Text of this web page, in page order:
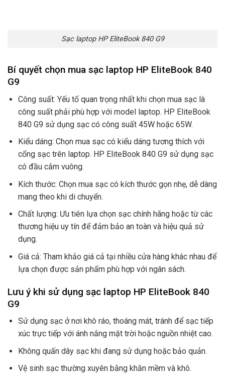
Sạc laptop HP EliteBook 840 G9
Bí quyết chọn mua sạc laptop HP EliteBook 840
G9
Công suất: Yếu tố quan trọng nhất khi chọn mua sạc là
công suất phải phù hợp với model laptop. HP EliteBook
840 G9 sử dụng sạc có công suất 45W hoặc 65W.
Kiểu dáng: Chọn mua sạc có kiểu dáng tương thích với
cổng sạc trên laptop. HP EliteBook 840 G9 sử dụng sạc
có đầu cắm vuông.
Kích thước: Chọn mua sạc có kích thước gọn nhẹ, dễ dàng
mang theo khi di chuyển.
Chất lượng: Ưu tiên lựa chọn sạc chính hãng hoặc từ các
thương hiệu uy tín để đảm bảo an toàn và hiệu quả sử
dụng.
Giá cả: Tham khảo giá cả tại nhiều cửa hàng khác nhau để
lựa chọn được sản phẩm phù hợp với ngân sách.
Lưu ý khi sử dụng sạc laptop HP EliteBook 840
G9
Sử dụng sạc ở nơi khô ráo, thoáng mát, tránh để sạc tiếp
xúc trực tiếp với ánh nắng mặt trời hoặc nguồn nhiệt cao.
Không quấn dây sạc khi đang sử dụng hoặc bảo quản.
Vệ sinh sạc thường xuyên bằng khăn mềm và khô.